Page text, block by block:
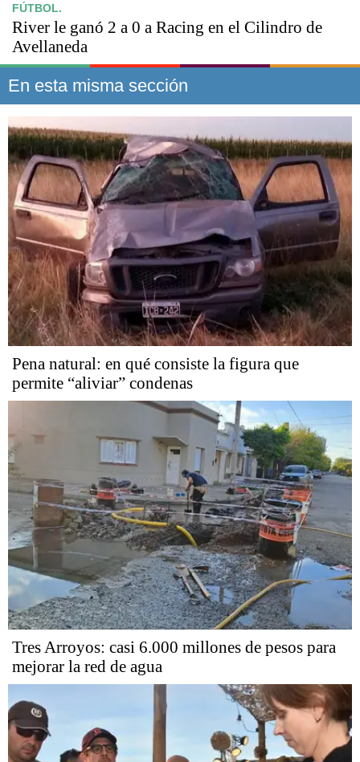
FÚTBOL.
River le ganó 2 a 0 a Racing en el Cilindro de
Avellaneda
En esta misma sección
Pena natural: en qué consiste la figura que
permite “aliviar” condenas
Tres Arroyos: casi 6.000 millones de pesos para
mejorar la red de agua